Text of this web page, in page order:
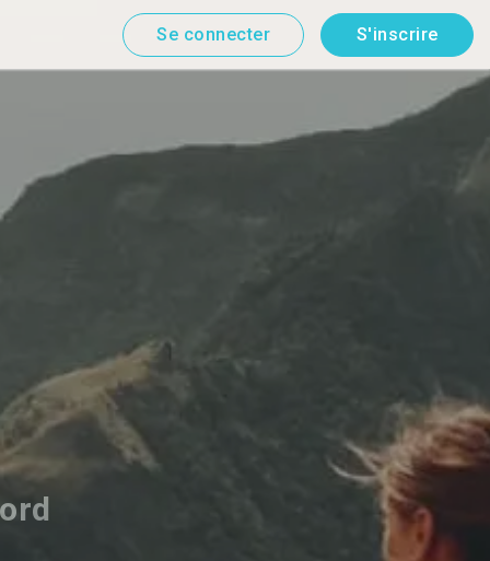
Se connecter S'inscrire